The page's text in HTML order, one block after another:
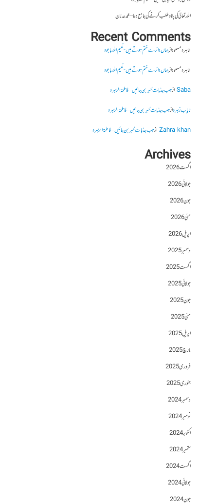
اللہ تعالیٰ کی پناہ طلب کرنے کی جامع دعا – محمد عدنان
Recent Comments
طاہرہ مسعودازجہاں دائرے ختم ہوتے ہیں- نعیم اللہ باجوہ
طاہرہ مسعودازجہاں دائرے ختم ہوتے ہیں- نعیم اللہ باجوہ
Sabaازجب جذبات خبر بن جائیں – فاطمۃالزہرہ
نایاب زہرہازجب جذبات خبر بن جائیں – فاطمۃالزہرہ
Zahra khanازجب جذبات خبر بن جائیں – فاطمۃالزہرہ
Archives
اگست 2026
جولائی 2026
جون 2026
مئی 2026
اپریل 2026
دسمبر 2025
اگست 2025
جولائی 2025
جون 2025
مئی 2025
اپریل 2025
مارچ 2025
فروری 2025
جنوری 2025
دسمبر 2024
نومبر 2024
اکتوبر 2024
ستمبر 2024
اگست 2024
جولائی 2024
جون 2024